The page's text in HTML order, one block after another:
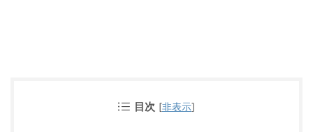
目次 [非表示]